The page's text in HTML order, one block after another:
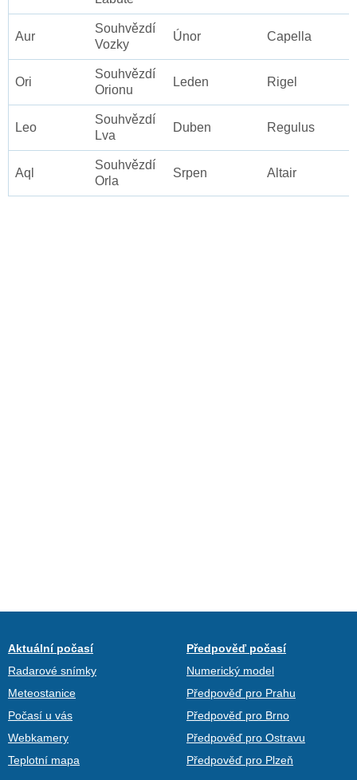
Aur
Souhvězdí
Vozky
Únor Capella
Ori
Souhvězdí
Orionu
Leden Rigel
Leo
Souhvězdí
Lva
Duben Regulus
Aql
Souhvězdí
Orla
Srpen Altair
Aktuální počasí
Radarové snímky
Meteostanice
Počasí u vás
Webkamery
Teplotní mapa
Předpověď počasí
Numerický model
Předpověď pro Prahu
Předpověď pro Brno
Předpověď pro Ostravu
Předpověď pro Plzeň